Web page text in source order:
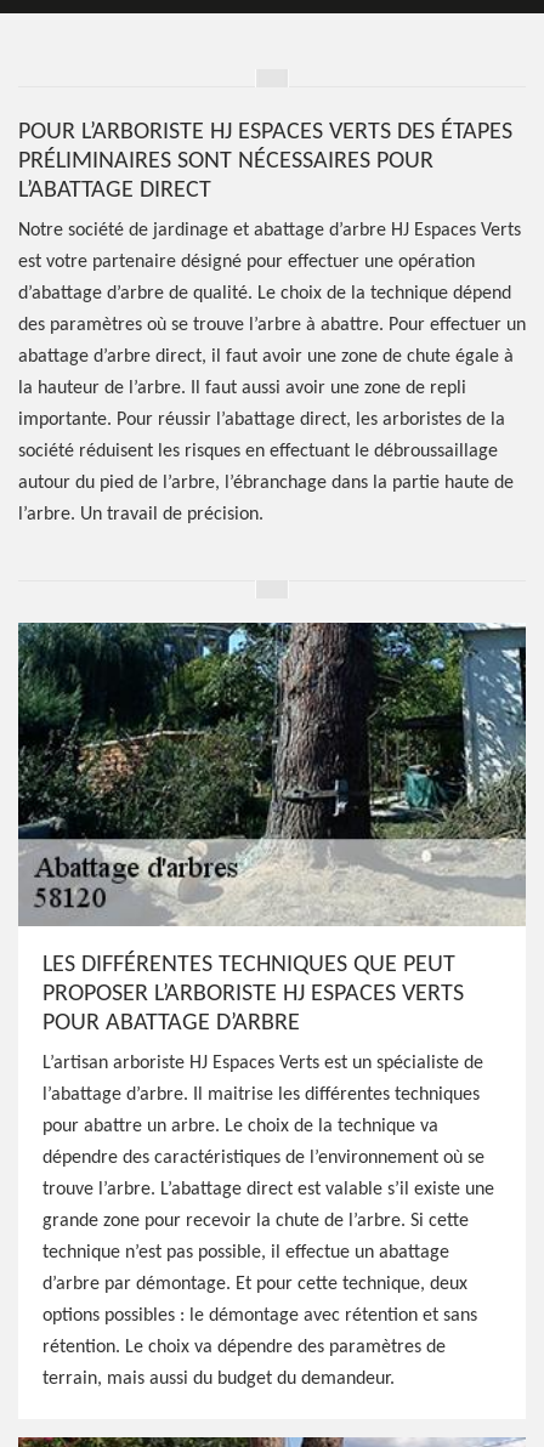
POUR L’ARBORISTE HJ ESPACES VERTS DES ÉTAPES
PRÉLIMINAIRES SONT NÉCESSAIRES POUR
L’ABATTAGE DIRECT
Notre société de jardinage et abattage d’arbre HJ Espaces Verts
est votre partenaire désigné pour effectuer une opération
d’abattage d’arbre de qualité. Le choix de la technique dépend
des paramètres où se trouve l’arbre à abattre. Pour effectuer un
abattage d’arbre direct, il faut avoir une zone de chute égale à
la hauteur de l’arbre. Il faut aussi avoir une zone de repli
importante. Pour réussir l’abattage direct, les arboristes de la
société réduisent les risques en effectuant le débroussaillage
autour du pied de l’arbre, l’ébranchage dans la partie haute de
l’arbre. Un travail de précision.
LES DIFFÉRENTES TECHNIQUES QUE PEUT
PROPOSER L’ARBORISTE HJ ESPACES VERTS
POUR ABATTAGE D’ARBRE
L’artisan arboriste HJ Espaces Verts est un spécialiste de
l’abattage d’arbre. Il maitrise les différentes techniques
pour abattre un arbre. Le choix de la technique va
dépendre des caractéristiques de l’environnement où se
trouve l’arbre. L’abattage direct est valable s’il existe une
grande zone pour recevoir la chute de l’arbre. Si cette
technique n’est pas possible, il effectue un abattage
d’arbre par démontage. Et pour cette technique, deux
options possibles : le démontage avec rétention et sans
rétention. Le choix va dépendre des paramètres de
terrain, mais aussi du budget du demandeur.